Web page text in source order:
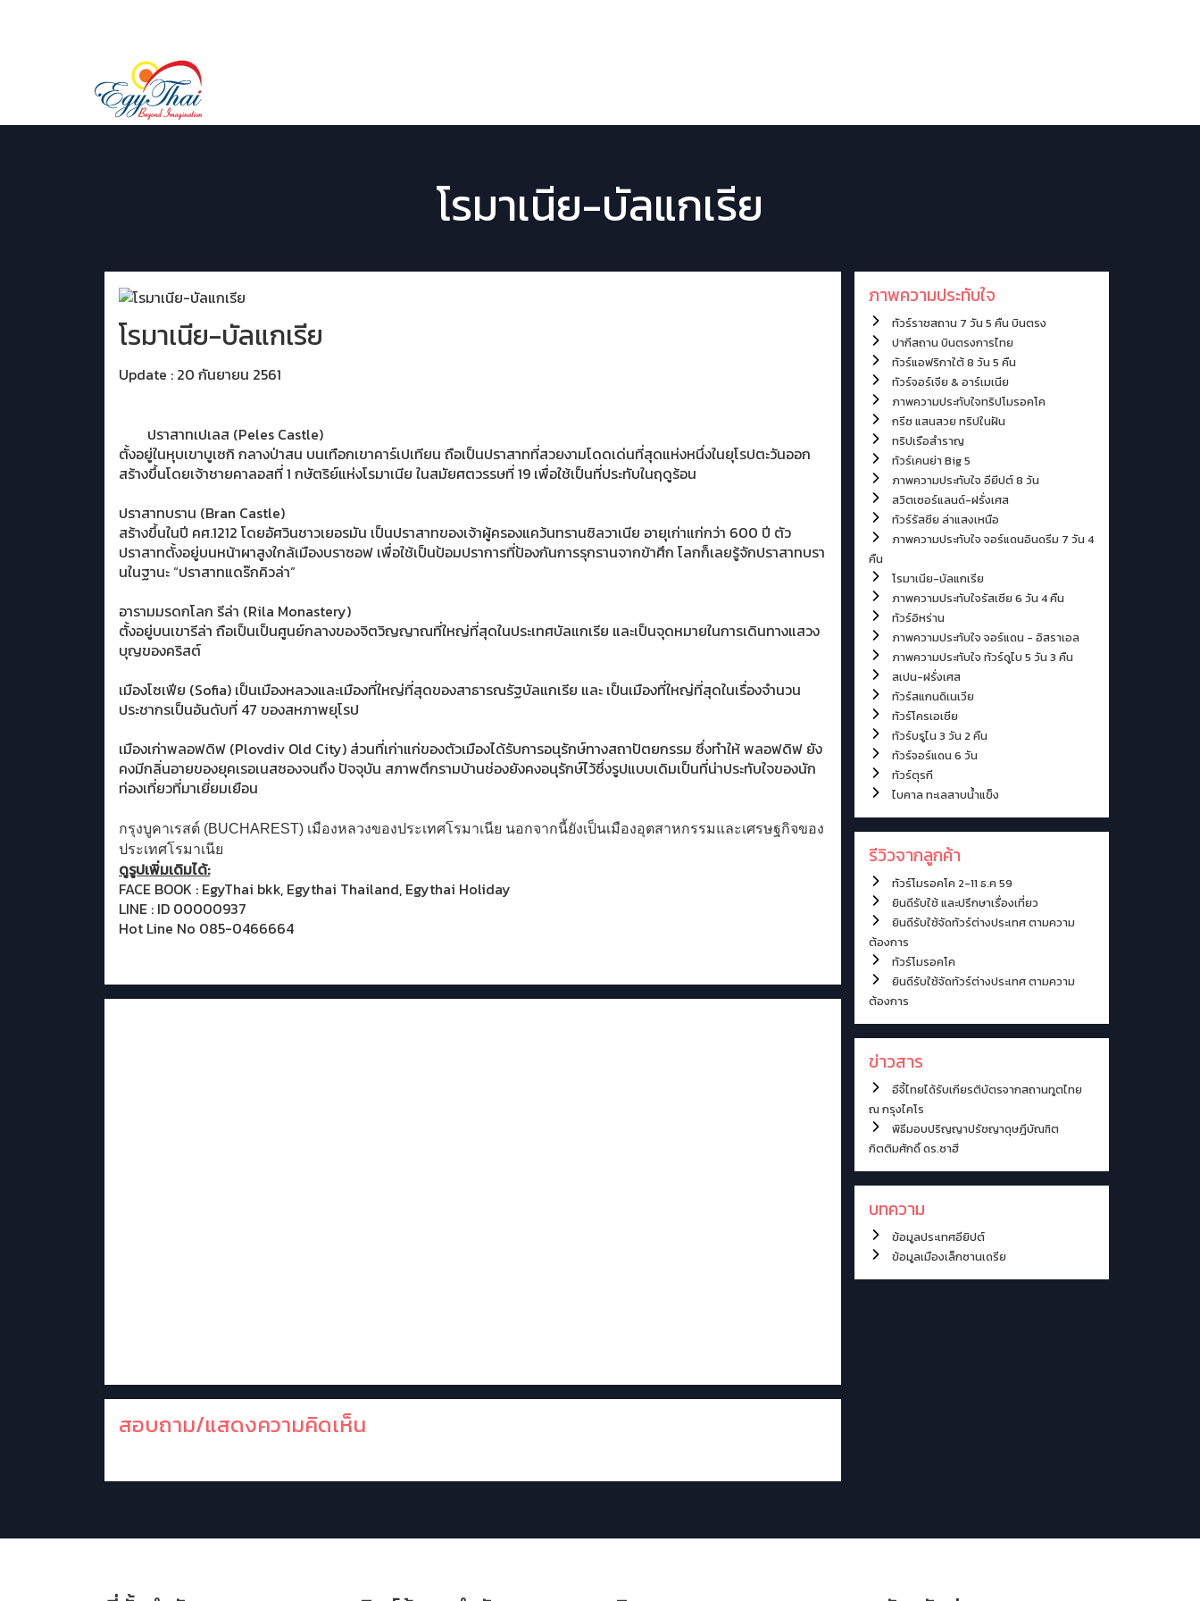
โรมาเนีย-บัลแกเรีย
โรมาเนีย-บัลแกเรีย
Update : 20 กันยายน 2561
ปราสาทเปเลส (Peles Castle)
ตั้งอยู่ในหุบเขาบูเซกิ กลางป่าสน บนเทือกเขาคาร์เปเทียน ถือเป็นปราสาทที่สวยงามโดดเด่นที่สุดแห่งหนึ่งในยุโรปตะวันออก
สร้างขึ้นโดยเจ้าชายคาลอสที่ 1 กษัตริย์แห่งโรมาเนีย ในสมัยศตวรรษที่ 19 เพื่อใช้เป็นที่ประทับในฤดูร้อน
ปราสาทบราน (Bran Castle)
สร้างขึ้นในปี คศ.1212 โดยอัศวินชาวเยอรมัน เป็นปราสาทของเจ้าผู้ครองแคว้นทรานซิลวาเนีย อายุเก่าแก่กว่า 600 ปี ตัว
ปราสาทตั้งอยู่บนหน้าผาสูงใกล้เมืองบราซอฟ เพื่อใช้เป็นป้อมปราการที่ป้องกันการรุกรานจากข้าศึก โลกก็เลยรู้จักปราสาทบรา
นในฐานะ “ปราสาทแดร๊กคิวล่า”
อารามมรดกโลก รีล่า (Rila Monastery)
ตั้งอยู่บนเขารีล่า ถือเป็นเป็นศูนย์กลางของจิตวิญญาณที่ใหญ่ที่สุดในประเทศบัลแกเรีย และเป็นจุดหมายในการเดินทางแสวง
บุญของคริสต์
เมืองโซเฟีย (Sofia) เป็นเมืองหลวงและเมืองที่ใหญ่ที่สุดของสาธารณรัฐบัลแกเรีย และ เป็นเมืองที่ใหญ่ที่สุดในเรื่องจำนวน
ประชากรเป็นอันดับที่ 47 ของสหภาพยุโรป
เมืองเก่าพลอฟดิฟ (Plovdiv Old City) ส่วนที่เก่าแก่ของตัวเมืองได้รับการอนุรักษ์ทางสถาปัตยกรรม ซึ่งทำให้ พลอฟดิฟ ยัง
คงมีกลิ่นอายของยุคเรอเนสซองจนถึง ปัจจุบัน สภาพตึกรามบ้านช่องยังคงอนุรักษ์ไว้ซึ่งรูปแบบเดิมเป็นที่น่าประทับใจของนัก
ท่องเที่ยวที่มาเยี่ยมเยือน
กรุงบูคาเรสต์ (BUCHAREST) เมืองหลวงของประเทศโรมาเนีย นอกจากนี้ยังเป็นเมืองอุตสาหกรรมและเศรษฐกิจของ
ประเทศโรมาเนีย
ดูรูปเพิ่มเดิมได้:
FACE BOOK : EgyThai bkk, Egythai Thailand, Egythai Holiday
LINE : ID 00000937
Hot Line No 085-0466664
สอบถาม/แสดงความคิดเห็น
ภาพความประทับใจ
ทัวร์ราชสถาน 7 วัน 5 คืน บินตรง
ปากีสถาน บินตรงการไทย
ทัวร์แอฟริกาใต้ 8 วัน 5 คืน
ทัวร์จอร์เจีย & อาร์เมเนีย
ภาพความประทับใจทริปโมรอคโค
กรีซ แสนสวย ทริปในฝัน
ทริปเรือสำราญ
ทัวร์เคนย่า Big 5
ภาพความประทับใจ อียีปต์ 8 วัน
สวิตเซอร์แลนด์-ฝรั่งเศส
ทัวร์รัสซีย ล่าแสงเหนือ
ภาพความประทับใจ จอร์แดนอินดรีม 7 วัน 4
คืน
โรมาเนีย-บัลแกเรีย
ภาพความประทับใจรัสเซีย 6 วัน 4 คืน
ทัวร์อิหร่าน
ภาพความประทับใจ จอร์แดน - อิสราเอล
ภาพความประทับใจ ทัวร์ดูไบ 5 วัน 3 คืน
สเปน-ฝรั่งเศส
ทัวร์สแกนดิเนเวีย
ทัวร์โครเอเชีย
ทัวร์บรูไน 3 วัน 2 คืน
ทัวร์จอร์แดน 6 วัน
ทัวร์ตุรกี
ไบคาล ทะเลสาบน้ำแข็ง
รีวิวจากลูกค้า
ทัวร์โมรอคโค 2-11 ธ.ค 59
ยินดีรับใช้ และปรึกษาเรื่องเที่ยว
ยินดีรับใช้จัดทัวร์ต่างประเทศ ตามความ
ต้องการ
ทัวร์โมรอคโค
ยินดีรับใช้จัดทัวร์ต่างประเทศ ตามความ
ต้องการ
ข่าวสาร
อีจี้ไทยได้รับเกียรติบัตรจากสถานทูตไทย
ณ กรุงไคโร
พิธีมอบปริญญาปรัชญาดุษฎีบัณฑิต
กิตติมศักดิ์ ดร.ซาฮี
บทความ
ข้อมูลประเทศอียิปต์
ข้อมูลเมืองเล็กซานเดรีย